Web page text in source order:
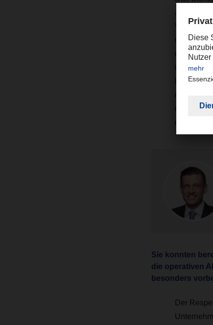
auf die
immer
möglich
möchte
das je
Sie konnten
die operativen
besonders
Der